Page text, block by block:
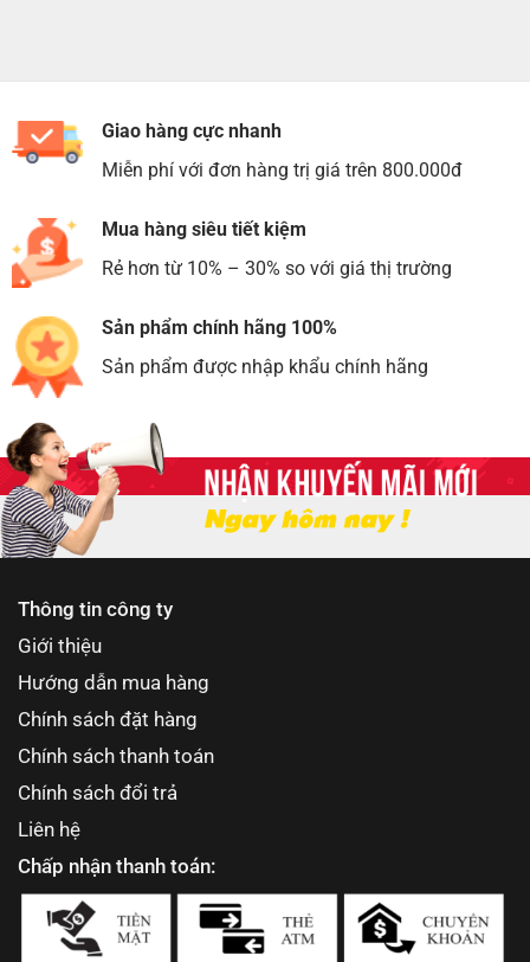
Giao hàng cực nhanh
Miễn phí với đơn hàng trị giá trên 800.000đ
Mua hàng siêu tiết kiệm
Rẻ hơn từ 10% – 30% so với giá thị trường
Sản phẩm chính hãng 100%
Sản phẩm được nhập khẩu chính hãng
Thông tin công ty
Giới thiệu
Hướng dẫn mua hàng
Chính sách đặt hàng
Chính sách thanh toán
Chính sách đổi trả
Liên hệ
Chấp nhận thanh toán: